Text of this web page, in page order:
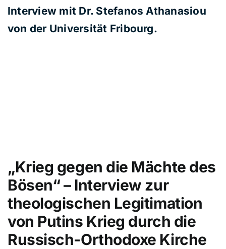
Interview mit Dr. Stefanos Athanasiou
von der Universität Fribourg.
„Krieg gegen die Mächte des
Bösen“ – Interview zur
theologischen Legitimation
von Putins Krieg durch die
Russisch-Orthodoxe Kirche